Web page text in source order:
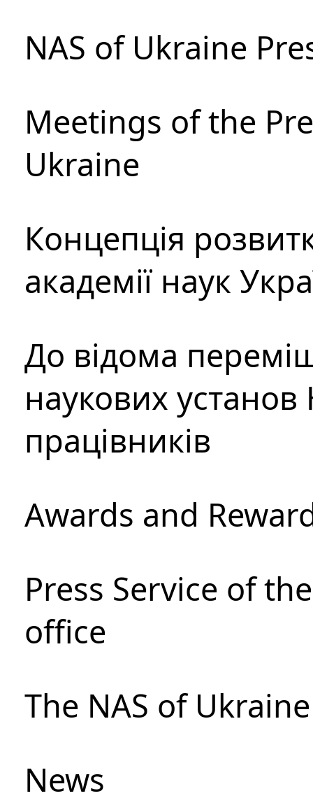
NAS of Ukraine
Meetings of the
Ukraine
Концепція
академії наук
До відома
наукових установ
працівників
Awards and
Press Service of
office
The NAS of
News